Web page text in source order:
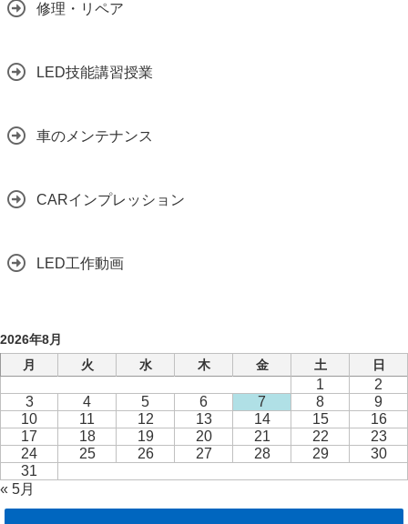
修理・リペア
LED技能講習授業
車のメンテナンス
CARインプレッション
LED工作動画
2026年8月
月
火 水 木 金 土 日
1
2
3
4 5 6 7 8
9
10
11 12 13 14 15
16
17
18 19 20 21 22
23
24
25 26 27 28 29
30
31
« 5月